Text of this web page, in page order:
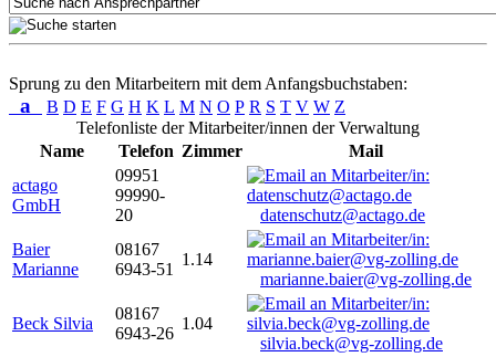
Sprung zu den Mitarbeitern mit dem Anfangsbuchstaben:
a B D E F G H K L M N O P R S T V W Z
Telefonliste der Mitarbeiter/innen der Verwaltung
Name
Telefon Zimmer
Mail
actago
GmbH
09951
99990-
20
datenschutz@actago.de
Baier
Marianne
08167
6943-51
1.14
marianne.baier@vg-zolling.de
Beck Silvia
08167
6943-26
1.04
silvia.beck@vg-zolling.de